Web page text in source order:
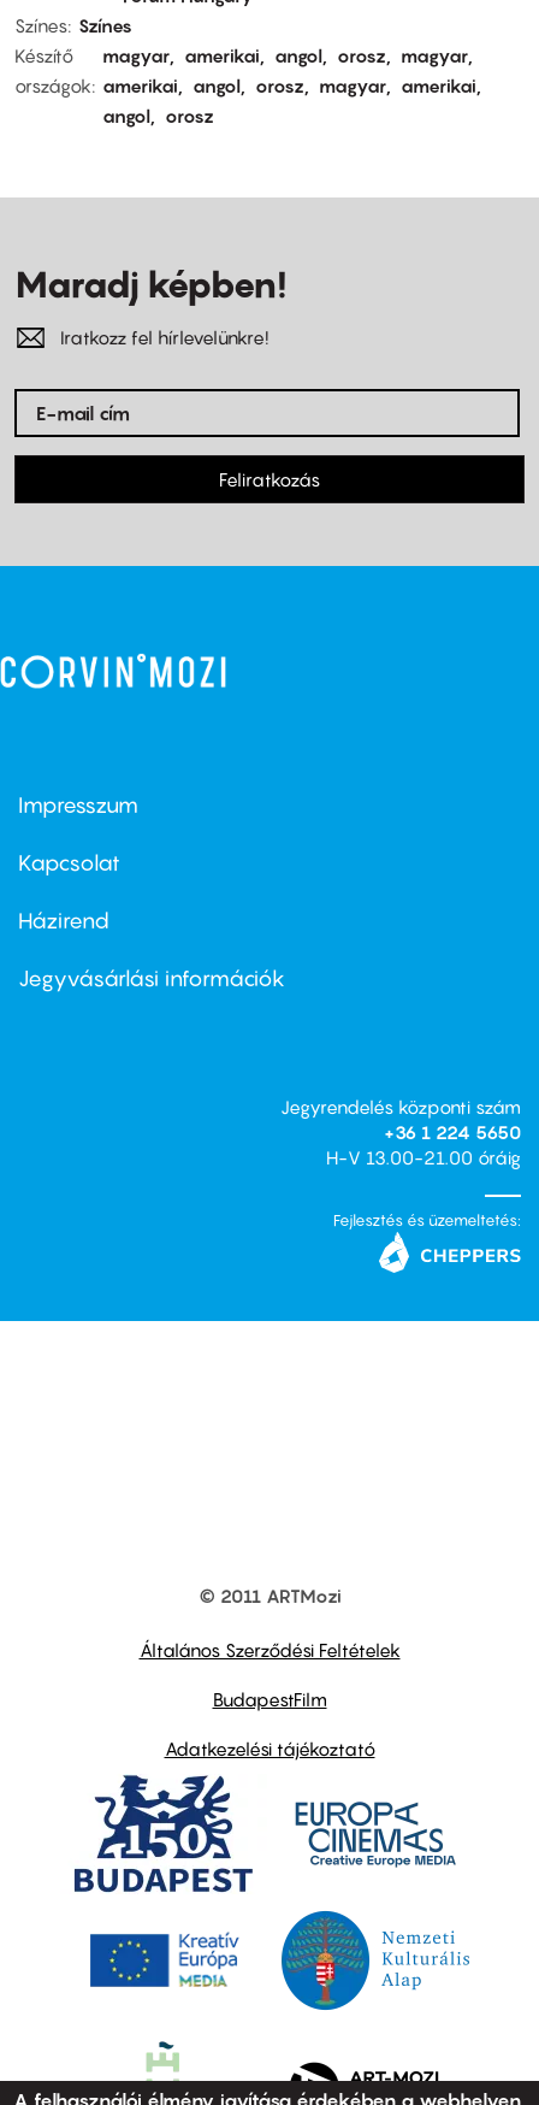
Színes Színes
Készítő
országok
magyar amerikai angol orosz
magyar
amerikai
angol orosz magyar
amerikai
angol
orosz
Maradj képben!
Iratkozz fel hírlevelünkre!
Feliratkozás
Footer
first
Impresszum
Kapcsolat
Footer
second
Házirend
Jegyvásárlási információk
Jegyrendelés központi szám
+36 1 224 5650
H-V 13.00-21.00 óráig
Fejlesztés és üzemeltetés:
© 2011 ARTMozi
Általános Szerződési Feltételek
BudapestFilm
Adatkezelési tájékoztató
A felhasználói élmény javítása érdekében a webhelyen